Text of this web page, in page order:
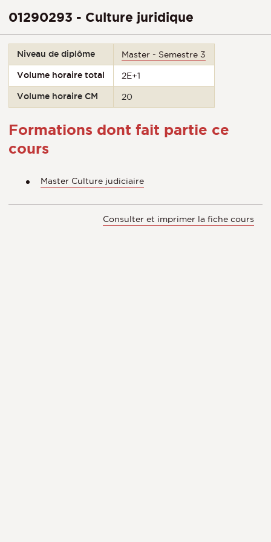
01290293 - Culture juridique
Niveau de diplôme Master - Semestre 3
Volume horaire total 2E+1
Volume horaire CM 20
Formations dont fait partie ce
cours
Master Culture judiciaire
Consulter et imprimer la fiche cours